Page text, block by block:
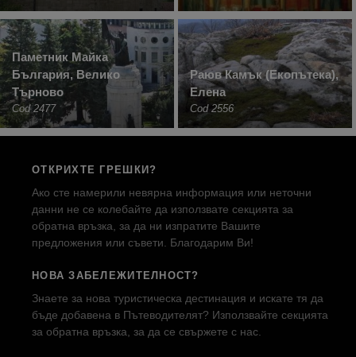
Паметник Майка
България, Велико
Търново
Cod 2477
Раюв Камък (Екопътека),
Елена
Cod 2556
ОТКРИХТЕ ГРЕШКИ?
Ако сте намерили невярна информация или неточни
данни не се колебайте да използвате секцията за
обратна връзка, за да ни изпратите Вашите
предложения или съвети. Благодарим Ви!
НОВА ЗАБЕЛЕЖИТЕЛНОСТ?
Знаете за нова туристическа дестинация и искате тя да
бъде добавена в Пътеводителят? Използвайте секцията
за обратна връзка, за да се свържете с нас.